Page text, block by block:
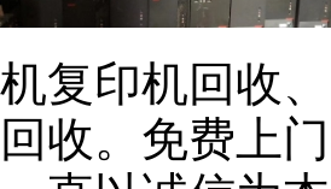
机复印机回收
回收。免费上